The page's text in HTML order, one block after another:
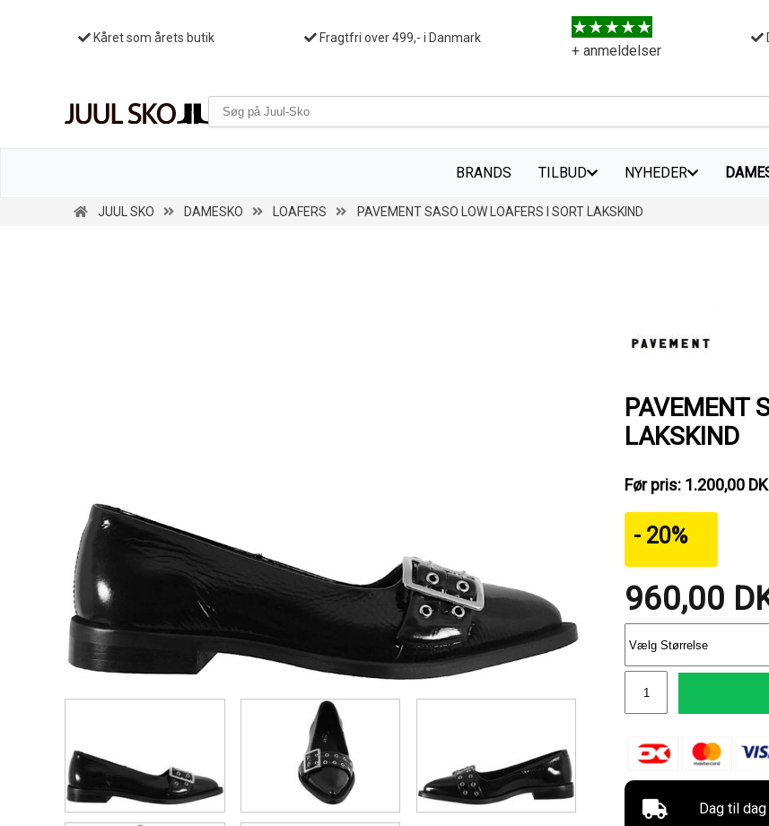
PAVEMENT
LAKSKIND
Før pris: 1.200,00
- 20%
960,00
Dag til
BRANDS TILBUD NYHEDER
Kåret som årets butik Fragtfri over 499,- i Danmark
+ anmeldelser
JUUL SKO DAMESKO LOAFERS PAVEMENT SASO LOW LOAFERS I SORT LAKSKIND